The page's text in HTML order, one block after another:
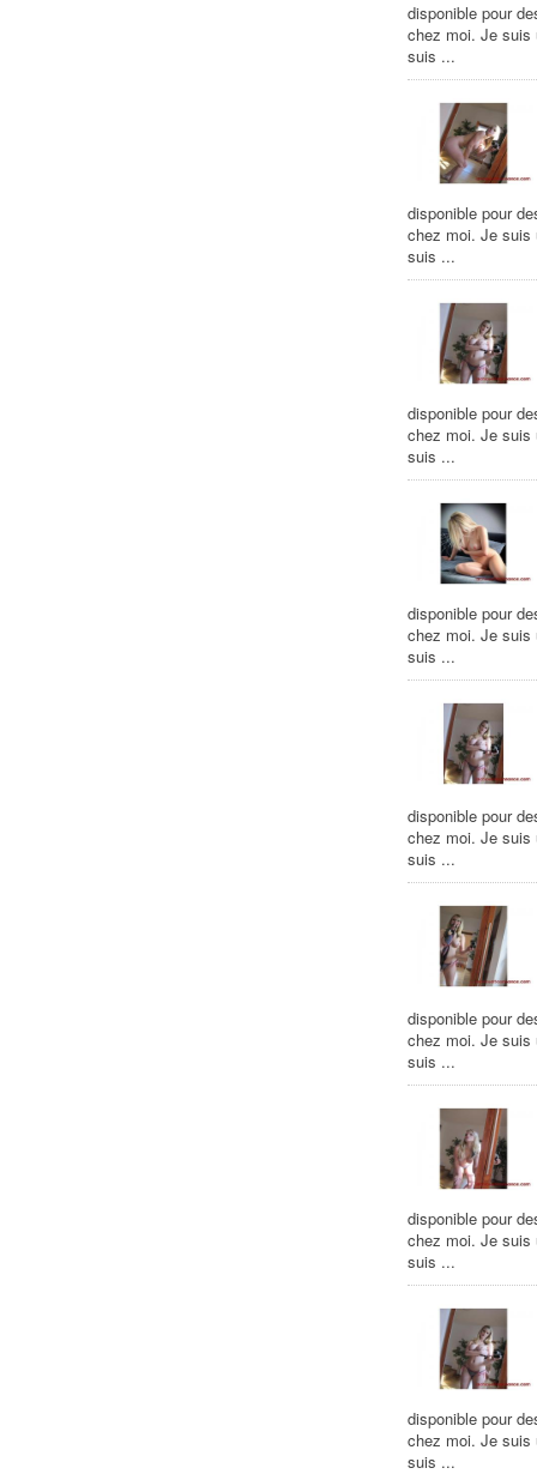
disponible pour
chez moi. Je suis
suis ...
disponible pour
chez moi. Je suis
suis ...
disponible pour
chez moi. Je suis
suis ...
disponible pour
chez moi. Je suis
suis ...
disponible pour
chez moi. Je suis
suis ...
disponible pour
chez moi. Je suis
suis ...
disponible pour
chez moi. Je suis
suis ...
disponible pour
chez moi. Je suis
suis ...